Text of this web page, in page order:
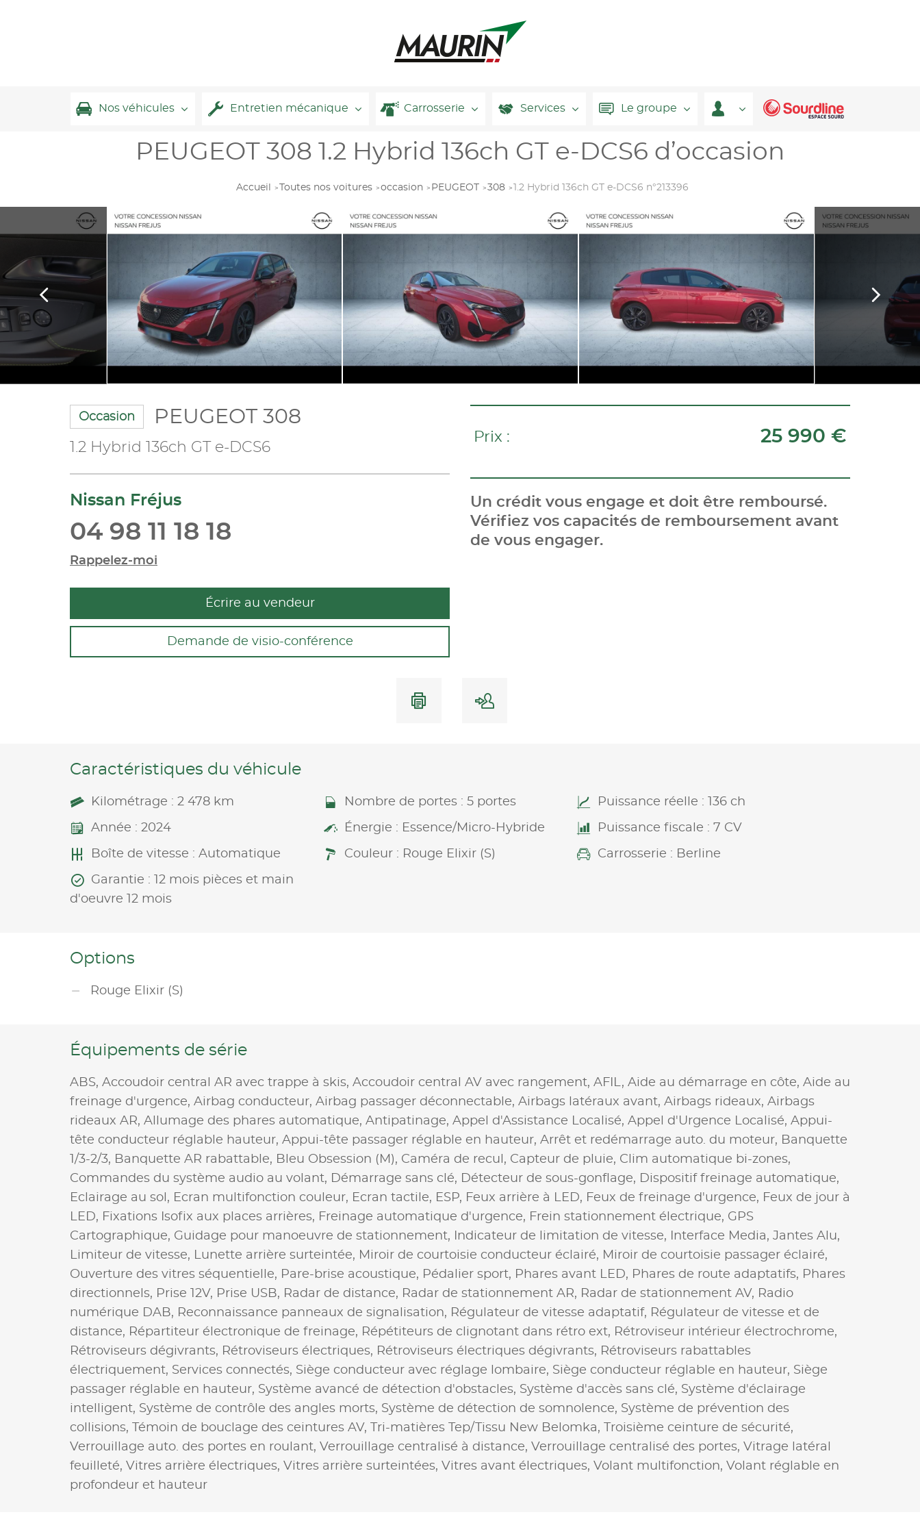
Nos véhicules Entretien mécanique Carrosserie Services Le groupe
PEUGEOT 308 1.2 Hybrid 136ch GT e-DCS6 d’occasion
Accueil Toutes nos voitures occasion PEUGEOT 308 1.2 Hybrid 136ch GT e-DCS6 n°213396
Occasion PEUGEOT 308
1.2 Hybrid 136ch GT e-DCS6
Nissan Fréjus
04 98 11 18 18
Rappelez-moi
Écrire au vendeur
Demande de visio-conférence
Prix : 25 990 €
Un crédit vous engage et doit être remboursé.
Vérifiez vos capacités de remboursement avant
de vous engager.
Caractéristiques du véhicule
Kilométrage : 2 478 km Nombre de portes : 5 portes Puissance réelle : 136 ch
Année : 2024 Énergie : Essence/Micro-Hybride Puissance fiscale : 7 CV
Boîte de vitesse : Automatique Couleur : Rouge Elixir (S) Carrosserie : Berline
Garantie : 12 mois pièces et main
d'oeuvre 12 mois
Options
Rouge Elixir (S)
Équipements de série
ABS, Accoudoir central AR avec trappe à skis, Accoudoir central AV avec rangement, AFIL, Aide au démarrage en côte, Aide au
freinage d'urgence, Airbag conducteur, Airbag passager déconnectable, Airbags latéraux avant, Airbags rideaux, Airbags
rideaux AR, Allumage des phares automatique, Antipatinage, Appel d'Assistance Localisé, Appel d'Urgence Localisé, Appui-
tête conducteur réglable hauteur, Appui-tête passager réglable en hauteur, Arrêt et redémarrage auto. du moteur, Banquette
1/3-2/3, Banquette AR rabattable, Bleu Obsession (M), Caméra de recul, Capteur de pluie, Clim automatique bi-zones,
Commandes du système audio au volant, Démarrage sans clé, Détecteur de sous-gonflage, Dispositif freinage automatique,
Eclairage au sol, Ecran multifonction couleur, Ecran tactile, ESP, Feux arrière à LED, Feux de freinage d'urgence, Feux de jour à
LED, Fixations Isofix aux places arrières, Freinage automatique d'urgence, Frein stationnement électrique, GPS
Cartographique, Guidage pour manoeuvre de stationnement, Indicateur de limitation de vitesse, Interface Media, Jantes Alu,
Limiteur de vitesse, Lunette arrière surteintée, Miroir de courtoisie conducteur éclairé, Miroir de courtoisie passager éclairé,
Ouverture des vitres séquentielle, Pare-brise acoustique, Pédalier sport, Phares avant LED, Phares de route adaptatifs, Phares
directionnels, Prise 12V, Prise USB, Radar de distance, Radar de stationnement AR, Radar de stationnement AV, Radio
numérique DAB, Reconnaissance panneaux de signalisation, Régulateur de vitesse adaptatif, Régulateur de vitesse et de
distance, Répartiteur électronique de freinage, Répétiteurs de clignotant dans rétro ext, Rétroviseur intérieur électrochrome,
Rétroviseurs dégivrants, Rétroviseurs électriques, Rétroviseurs électriques dégivrants, Rétroviseurs rabattables
électriquement, Services connectés, Siège conducteur avec réglage lombaire, Siège conducteur réglable en hauteur, Siège
passager réglable en hauteur, Système avancé de détection d'obstacles, Système d'accès sans clé, Système d'éclairage
intelligent, Système de contrôle des angles morts, Système de détection de somnolence, Système de prévention des
collisions,
Témoin de bouclage des ceintures AV, Tri-matières Tep/Tissu New Belomka,
Troisième ceinture de sécurité,
Verrouillage auto. des portes en roulant, Verrouillage centralisé à distance, Verrouillage centralisé des portes, Vitrage latéral
feuilleté, Vitres arrière électriques, Vitres arrière surteintées, Vitres avant électriques, Volant multifonction, Volant réglable en
profondeur et hauteur